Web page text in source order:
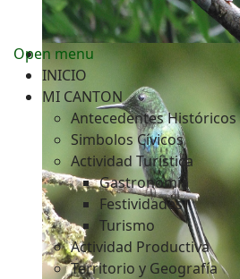
Open menu
INICIO
MI CANTON
Antecedentes Históricos
Simbolos Cívicos
Actividad Turística
Gastronomía
Festividades
Turismo
Actividad Productiva
Territorio y Geografía